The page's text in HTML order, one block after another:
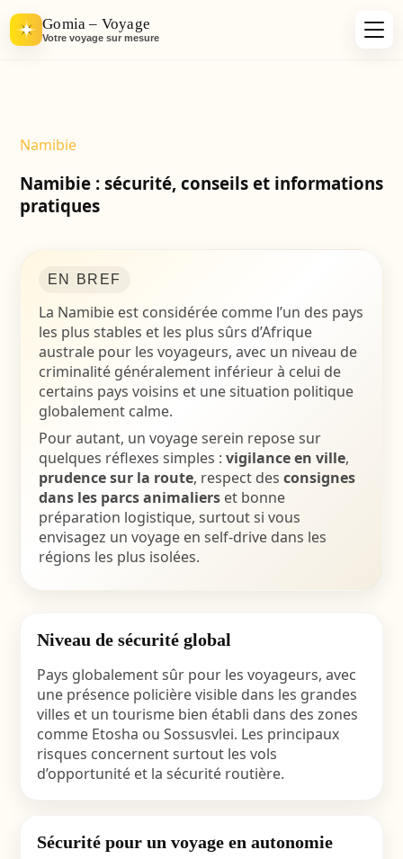
Gomia – Voyage
Votre voyage sur mesure
Namibie
Namibie : sécurité, conseils et informations
pratiques
EN BREF
La Namibieest considérée comme l’un des pays
les plus stables et les plus sûrs d’Afrique
australe pour les voyageurs, avec un niveau de
criminalité généralement inférieur à celui de
certains pays voisins et une situation politique
globalement calme.
Pour autant, un voyage serein repose sur
quelques réflexes simples : vigilance en ville,
prudence sur la route, respect des consignes
dans les parcs animalierset bonne
préparation logistique, surtout si vous
envisagez un voyage en self-drivedans les
régions les plus isolées.
Niveau de sécurité global
Pays globalement sûr pour les voyageurs, avec
une présence policière visible dans les grandes
villes et un tourisme bien établi dans des zones
comme Etosha ou Sossusvlei. Les principaux
risques concernent surtout les vols
d’opportunité et la sécurité routière.
Sécurité pour un voyage en autonomie